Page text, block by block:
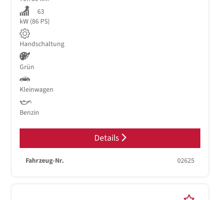
63
kW (86 PS)
Handschaltung
Grün
Kleinwagen
Benzin
Details
Fahrzeug-Nr. 02625